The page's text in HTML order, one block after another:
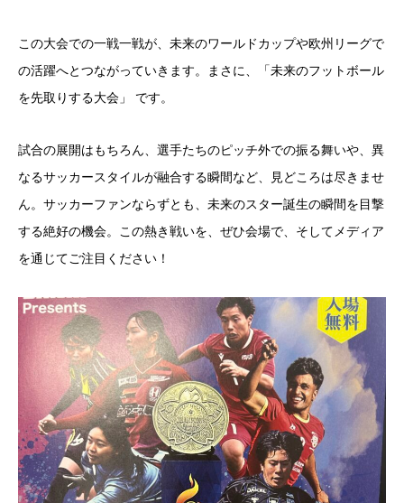
この大会での一戦一戦が、未来のワールドカップや欧州リーグで
の活躍へとつながっていきます。まさに、「未来のフットボール
を先取りする大会」 です。
試合の展開はもちろん、選手たちのピッチ外での振る舞いや、異
なるサッカースタイルが融合する瞬間など、見どころは尽きませ
ん。サッカーファンならずとも、未来のスター誕生の瞬間を目撃
する絶好の機会。この熱き戦いを、ぜひ会場で、そしてメディア
を通じてご注目ください！